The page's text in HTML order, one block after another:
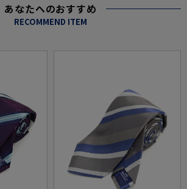
あなたへのおすすめ
RECOMMEND ITEM